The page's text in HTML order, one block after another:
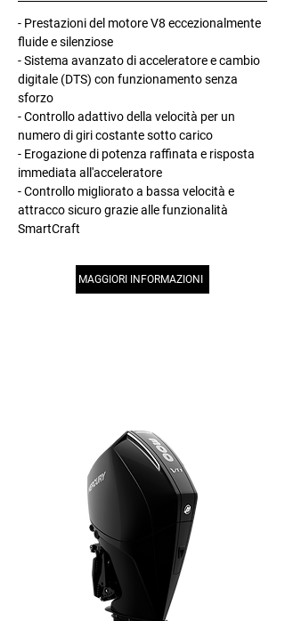
- Prestazioni del motore V8 eccezionalmente
fluide e silenziose
- Sistema avanzato di acceleratore e cambio
digitale (DTS) con funzionamento senza
sforzo
- Controllo adattivo della velocità per un
numero di giri costante sotto carico
- Erogazione di potenza raffinata e risposta
immediata all'acceleratore
- Controllo migliorato a bassa velocità e
attracco sicuro grazie alle funzionalità
SmartCraft
MAGGIORI INFORMAZIONI